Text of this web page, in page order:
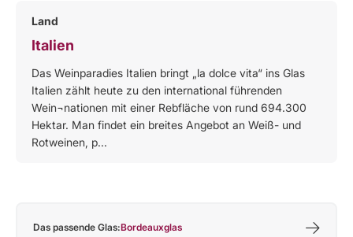
Land
Italien
Das Weinparadies Italien bringt „la dolce vita“ ins Glas
Italien zählt heute zu den international führenden
Wein¬nationen mit einer Rebfläche von rund 694.300
Hektar. Man findet ein breites Angebot an Weiß- und
Rotweinen, p...
Das passende Glas:Bordeauxglas